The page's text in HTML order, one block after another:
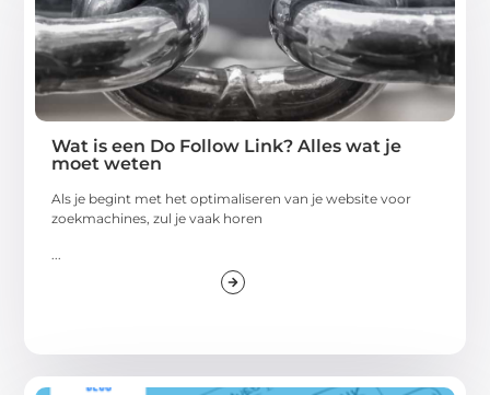
Wat is een Do Follow Link? Alles wat je
moet weten
Als je begint met het optimaliseren van je website voor
zoekmachines, zul je vaak horen